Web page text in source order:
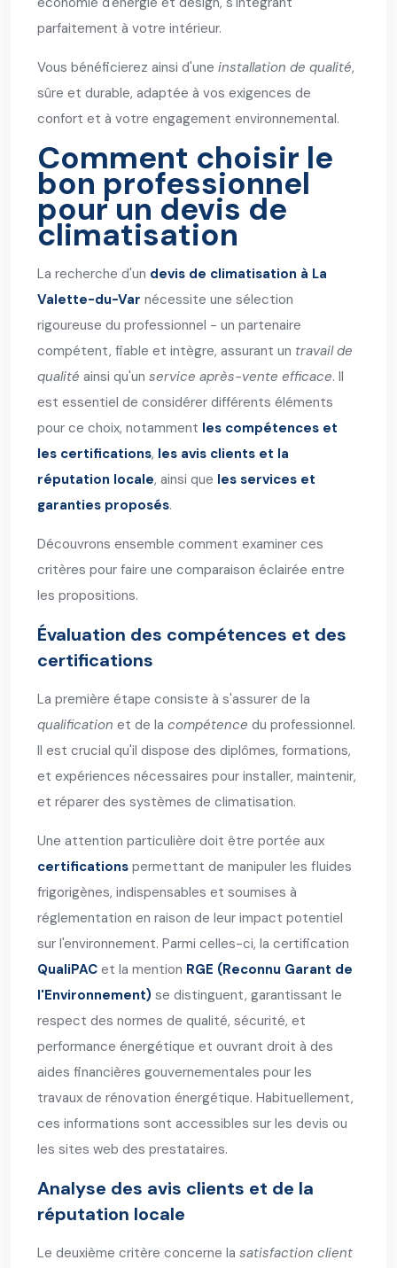
parfaitement à votre intérieur.
Vous bénéficierez ainsi d'une installation de qualité,
sûre et durable, adaptée à vos exigences de
confort et à votre engagement environnemental.
Comment choisir le
bon professionnel
pour un devis de
climatisation
La recherche d'un devis de climatisation à La
Valette-du-Var nécessite une sélection
rigoureuse du professionnel - un partenaire
compétent, fiable et intègre, assurant un travail de
qualité ainsi qu'un service après-vente efficace. Il
est essentiel de considérer différents éléments
pour ce choix, notamment les compétences et
les certifications, les avis clients et la
réputation locale, ainsi que les services et
garanties proposés.
Découvrons ensemble comment examiner ces
critères pour faire une comparaison éclairée entre
les propositions.
Évaluation des compétences et des
certifications
La première étape consiste à s'assurer de la
qualification et de la compétence du professionnel.
Il est crucial qu'il dispose des diplômes, formations,
et expériences nécessaires pour installer, maintenir,
et réparer des systèmes de climatisation.
Une attention particulière doit être portée aux
certifications permettant de manipuler les fluides
frigorigènes, indispensables et soumises à
réglementation en raison de leur impact potentiel
sur l'environnement. Parmi celles-ci, la certification
QualiPAC et la mention RGE (Reconnu Garant de
l'Environnement) se distinguent, garantissant le
respect des normes de qualité, sécurité, et
performance énergétique et ouvrant droit à des
aides financières gouvernementales pour les
travaux de rénovation énergétique. Habituellement,
ces informations sont accessibles sur les devis ou
les sites web des prestataires.
Analyse des avis clients et de la
réputation locale
Le deuxième critère concerne la satisfaction client